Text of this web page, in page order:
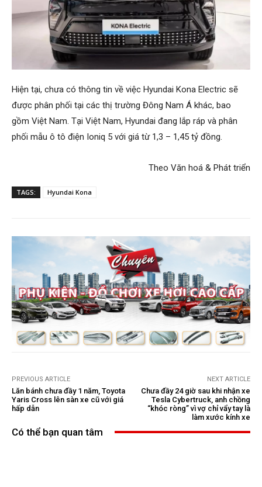
Hiện tại, chưa có thông tin về việc Hyundai Kona Electric sẽ
được phân phối tại các thị trường Đông Nam Á khác, bao
gồm Việt Nam. Tại Việt Nam, Hyundai đang lắp ráp và phân
phối mẫu ô tô điện Ioniq 5 với giá từ 1,3 – 1,45 tỷ đồng.
Theo Văn hoá & Phát triển​
TAGS: Hyundai Kona
PREVIOUS ARTICLE
Lăn bánh chưa đầy 1 năm, Toyota
Yaris Cross lên sàn xe cũ với giá
hấp dẫn
NEXT ARTICLE
Chưa đầy 24 giờ sau khi nhận xe
Tesla Cybertruck, anh chồng
“khóc ròng” vì vợ chỉ vẩy tay là
làm xước kính xe
Có thể bạn quan tâm